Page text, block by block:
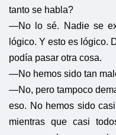
tanto se habla?
—No lo sé. Nadie se
lógico. Y esto es lógico.
podía pasar otra cosa.
—No hemos sido tan
—No, pero tampoco
eso. No hemos sido
mientras que casi